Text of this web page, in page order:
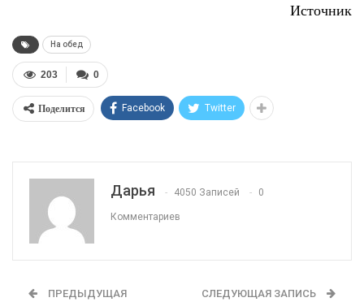
Источник
На обед
0
203
Поделится Facebook Twitter
Дарья 4050 Записей 0
Комментариев
ПРЕДЫДУЩАЯ
СЛЕДУЮЩАЯ ЗАПИСЬ